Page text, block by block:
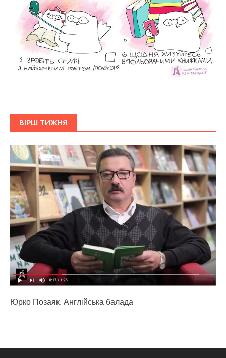
ВІРШ ТИЖНЯ
Юрко Позаяк. Англійська балада